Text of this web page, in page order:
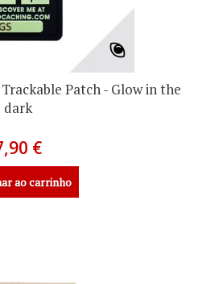
Patch - Glow in the
dark
€
ao carrinho